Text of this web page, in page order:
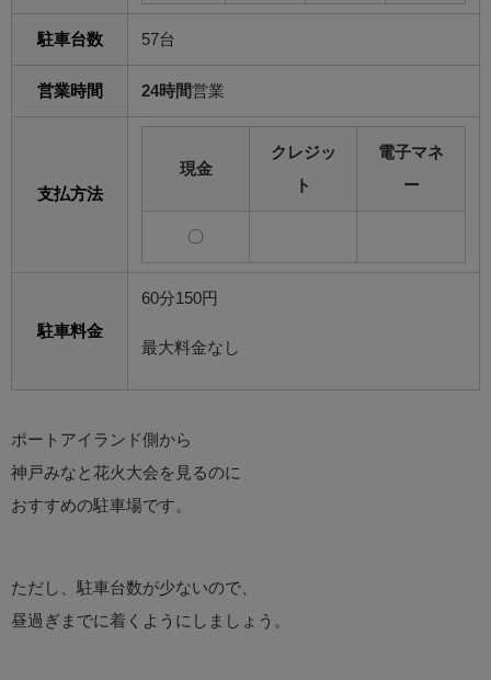
駐車台数 57台
営業時間 24時間営業
支払方法
現金
クレジッ
ト
電子マネ
ー
〇
駐車料金
60分150円
最大料金なし
ポートアイランド側から
神戸みなと花火大会を見るのに
おすすめの駐車場です。
ただし、駐車台数が少ないので、
昼過ぎまでに着くようにしましょう。